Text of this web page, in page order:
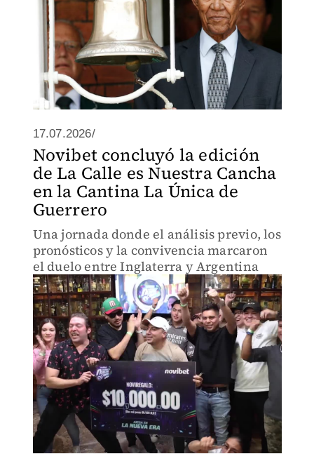
17.07.2026/
Novibet concluyó la edición
de La Calle es Nuestra Cancha
en la Cantina La Única de
Guerrero
Una jornada donde el análisis previo, los
pronósticos y la convivencia marcaron
el duelo entre Inglaterra y Argentina